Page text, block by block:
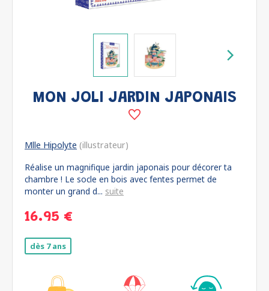
MON JOLI JARDIN JAPONAIS
Mlle Hipolyte (illustrateur)
Réalise un magnifique jardin japonais pour décorer ta
chambre ! Le socle en bois avec fentes permet de
monter un grand d... suite
16.95 €
dès 7 ans